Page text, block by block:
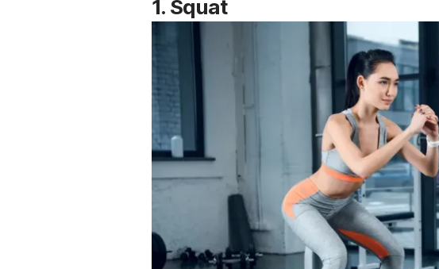
1. Squat